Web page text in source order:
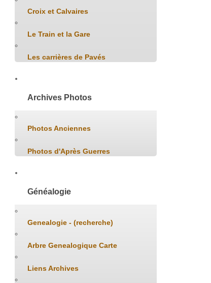
Croix et Calvaires
Le Train et la Gare
Les carrières de Pavés
Archives Photos
Photos Anciennes
Photos d'Après Guerres
Généalogie
Genealogie - (recherche)
Arbre Genealogique Carte
Liens Archives